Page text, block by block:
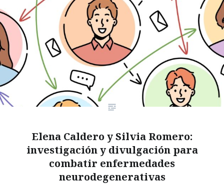
Elena Caldero y Silvia Romero:
investigación y divulgación para
combatir enfermedades
neurodegenerativas